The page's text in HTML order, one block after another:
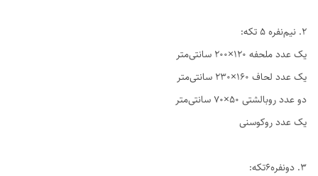
2. نیم‌نفره ۵ تکه:
یک عدد ملحفه ۱۲۰×۲۰۰ سانتی‌متر
یک عدد لحاف ۱۶۰×۲۳۰ سانتی‌متر
دو عدد روبالشتی ۵۰×۷۰ سانتی‌متر
یک عدد روکوسنی
3. دو‌نفره6تکه: